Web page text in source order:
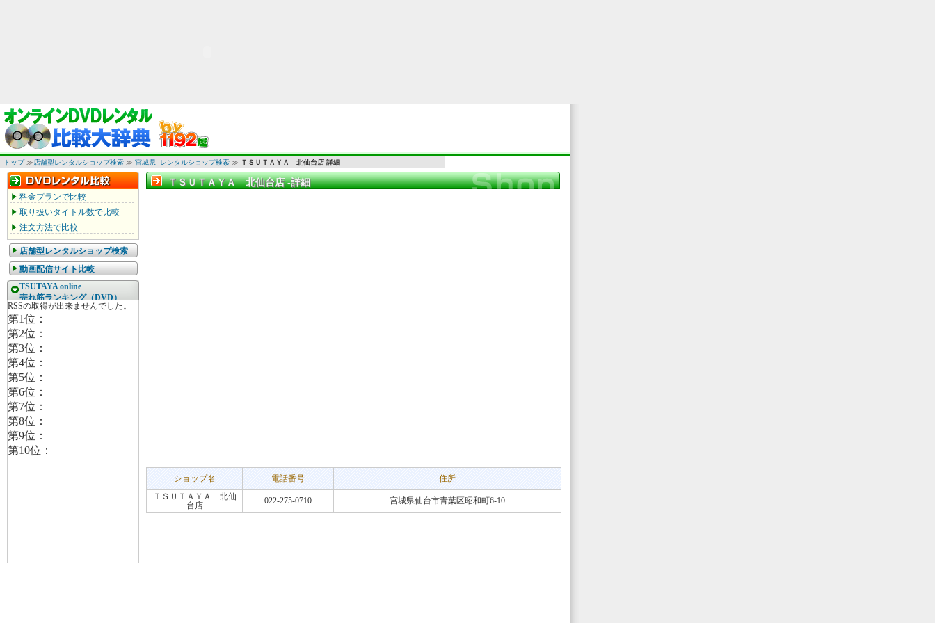
トップ≫店舗型レンタルショップ検索 ≫ 宮城県 -レンタルショップ検索 ≫ ＴＳＵＴＡＹＡ 北仙台店 詳細
料金プランで比較
取り扱いタイトル数で比較
注文方法で比較
店舗型レンタルショップ検索
動画配信サイト比較
TSUTAYA online
売れ筋ランキング（DVD）
ＴＳＵＴＡＹＡ 北仙台店 -詳細
ＴＳＵＴＡＹＡ 北仙台店 -詳細
ショップ名 電話番号
住所
ＴＳＵＴＡＹＡ 北仙
台店
022-275-0710 宮城県仙台市青葉区昭和町6-10